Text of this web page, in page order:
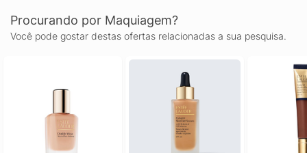
Procurando por Maquiagem?
Você pode gostar destas ofertas relacionadas a sua pesquisa.